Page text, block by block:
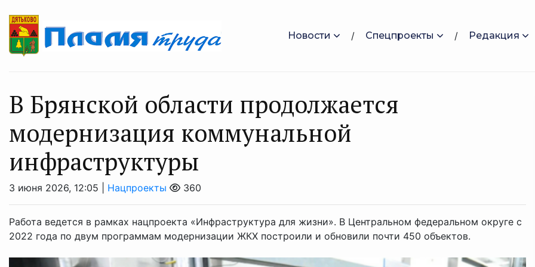
Новости Спецпроекты Редакция
В Брянской области продолжается
модернизация коммунальной
инфраструктуры
3 июня 2026, 12:05 | Нацпроекты 360
Работа ведется в рамках нацпроекта «Инфраструктура для жизни». В Центральном федеральном округе с
2022 года по двум программам модернизации ЖКХ построили и обновили почти 450 объектов.